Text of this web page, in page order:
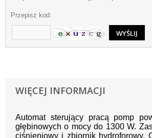
Przepisz kod:
WIĘCEJ INFORMACJI
Automat sterujący pracą pomp
głębinowych o mocy do 1300 W.
ciśnieniowy i zbiornik hydroforowy.